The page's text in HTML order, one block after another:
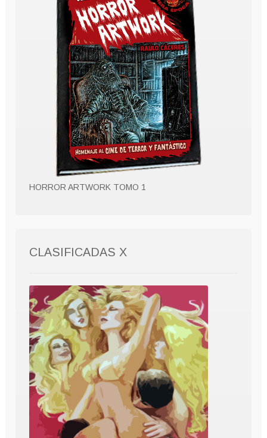
HORROR ARTWORK TOMO 1
CLASIFICADAS X